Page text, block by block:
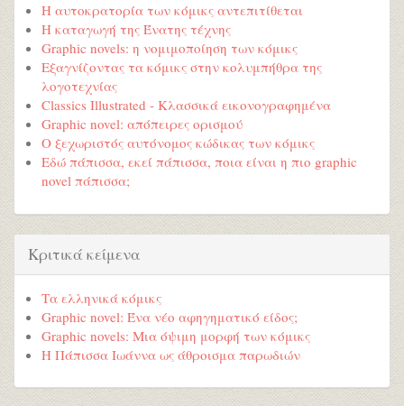
Η αυτοκρατορία των κόμικς αντεπιτίθεται
Η καταγωγή της Ένατης τέχνης
Graphic novels: η νομιμοποίηση των κόμικς
Εξαγνίζοντας τα κόμικς στην κολυμπήθρα της
λογοτεχνίας
Classics Illustrated - Κλασσικά εικονογραφημένα
Graphic novel: απόπειρες ορισμού
Ο ξεχωριστός αυτόνομος κώδικας των κόμικς
Εδώ πάπισσα, εκεί πάπισσα, ποια είναι η πιο graphic
novel πάπισσα;
Κριτικά κείμενα
Τα ελληνικά κόμικς
Graphic novel: Ένα νέο αφηγηματικό είδος;
Graphic novels: Μια όψιμη μορφή των κόμικς
Η Πάπισσα Ιωάννα ως άθροισμα παρωδιών